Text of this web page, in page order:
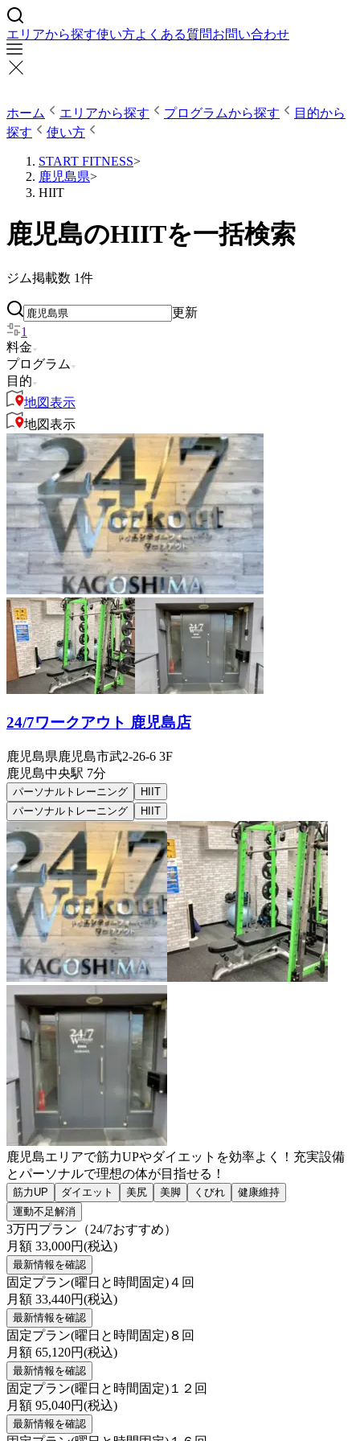
エリアから探す使い方よくある質問お問い合わせ
ホーム エリアから探す プログラムから探す
目的から
探す
使い方
START FITNESS>
鹿児島県>
HIIT
鹿児島のHIITを一括検索
ジム掲載数 1件
更新
1
料金
プログラム
目的
地図表示
地図表示
24/7ワークアウト 鹿児島店
鹿児島県鹿児島市武2-26-6 3F
鹿児島中央駅 7分
パーソナルトレーニング
HIIT
パーソナルトレーニング
HIIT
鹿児島エリアで筋力UPやダイエットを効率よく！充実設備
とパーソナルで理想の体が目指せる！
筋力UP ダイエット 美尻 美脚 くびれ
健康維持
運動不足解消
3万円プラン（24/7おすすめ）
月額 33,000円(税込)
最新情報を確認
固定プラン(曜日と時間固定)４回
月額 33,440円(税込)
最新情報を確認
固定プラン(曜日と時間固定)８回
月額 65,120円(税込)
最新情報を確認
固定プラン(曜日と時間固定)１２回
月額 95,040円(税込)
最新情報を確認